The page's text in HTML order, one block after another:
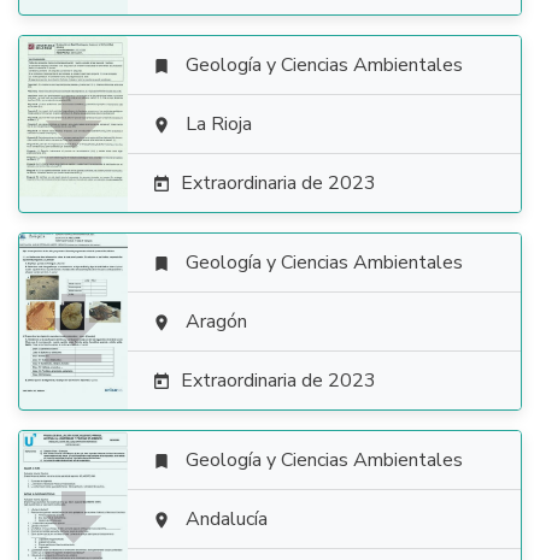

 Geología y Ciencias Ambientales
 La Rioja
 Extraordinaria de 2023

 Geología y Ciencias Ambientales
 Aragón
 Extraordinaria de 2023

 Geología y Ciencias Ambientales
 Andalucía